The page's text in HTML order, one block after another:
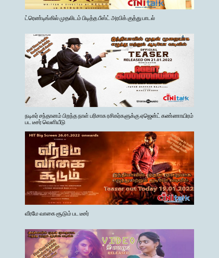
ட்ரெண்டிங்கில் முதலிடம் பிடித்த பீஸ்ட் அரபிக் குத்து பாடல்
நடிகர் சந்தானம் பிறந்த நாள் பரிசாக ரசிகர்களுக்கு ஏஜென்ட் கண்ணாயிரம்
பட டீசர் வெளியீடு
வீரமே வாகை சூடும் பட டீசர்